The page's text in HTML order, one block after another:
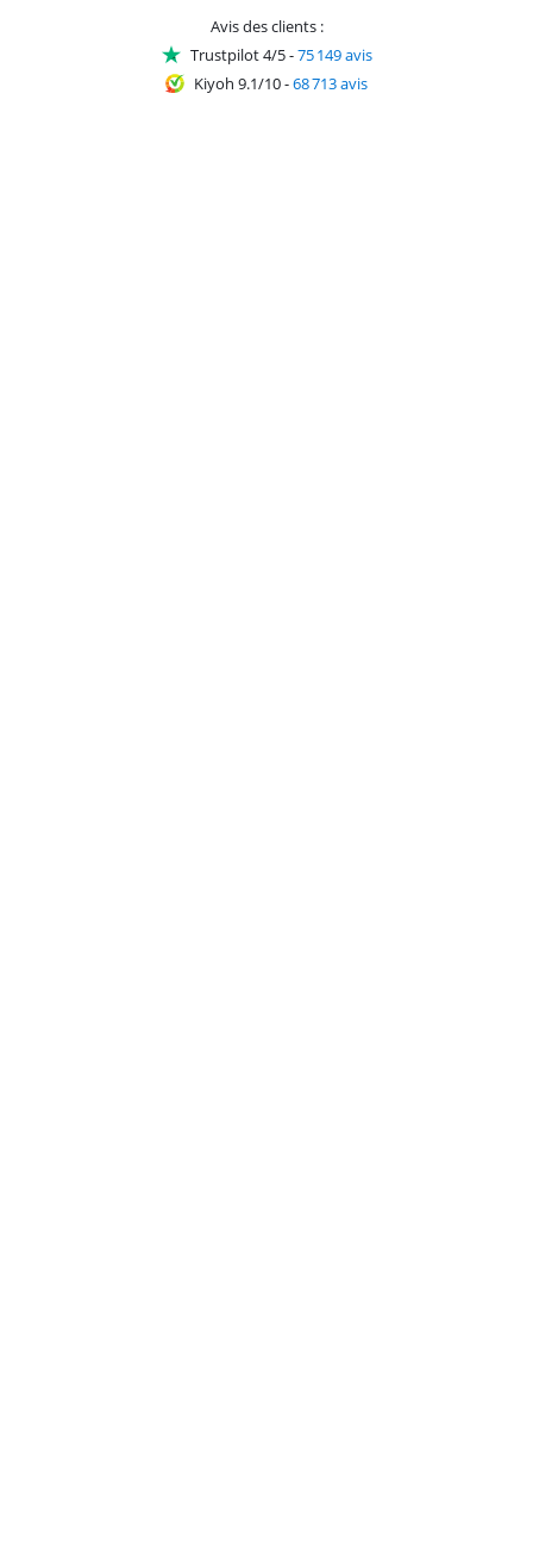
Avis des clients :
Trustpilot 4/5-75 149 avis
Kiyoh 9.1/10-68 713 avis